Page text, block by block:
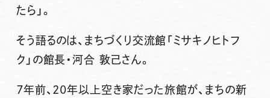
たら」。
そう語るのは、 まちづくり交流館「ミサキノヒトフ
ク」 の館長・河合 敦己さん。
７年前、20年以上空き家だった旅館が、まちの新